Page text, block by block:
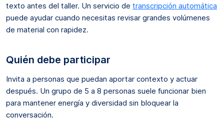
texto antes del taller. Un servicio de transcripción automática
puede ayudar cuando necesitas revisar grandes volúmenes
de material con rapidez.
Quién debe participar
Invita a personas que puedan aportar contexto y actuar
después. Un grupo de 5 a 8 personas suele funcionar bien
para mantener energía y diversidad sin bloquear la
conversación.